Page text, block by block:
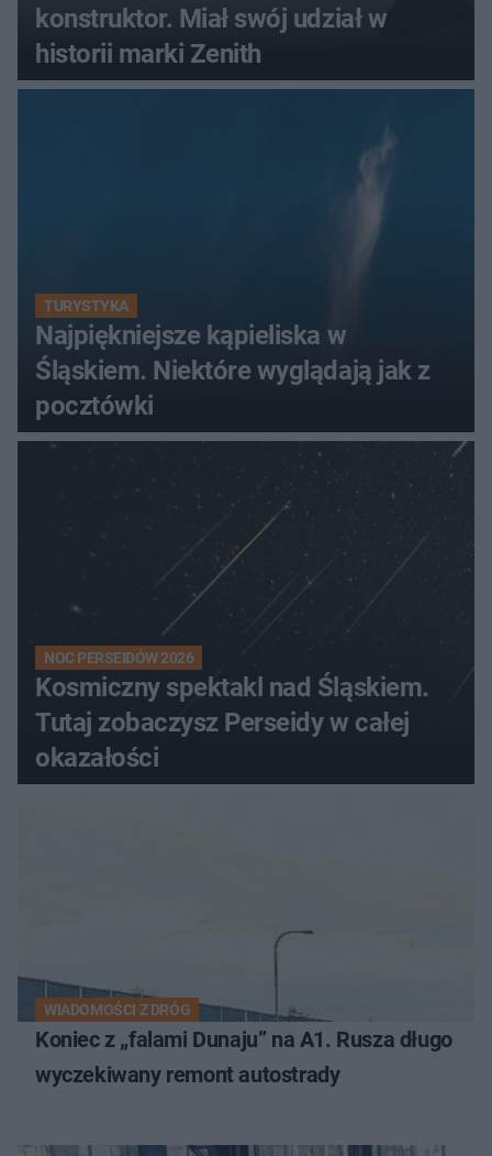
konstruktor. Miał swój udział w
historii marki Zenith
TURYSTYKA
Najpiękniejsze kąpieliska w
Śląskiem. Niektóre wyglądają jak z
pocztówki
NOC PERSEIDÓW 2026
Kosmiczny spektakl nad Śląskiem.
Tutaj zobaczysz Perseidy w całej
okazałości
WIADOMOŚCI Z DRÓG
Koniec z „falami Dunaju” na A1. Rusza długo
wyczekiwany remont autostrady